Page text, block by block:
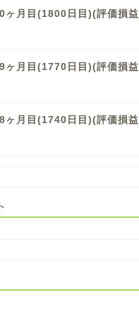
ヶ月目(1800日目)(評価損益
ヶ月目(1770日目)(評価損益
ヶ月目(1740日目)(評価損益